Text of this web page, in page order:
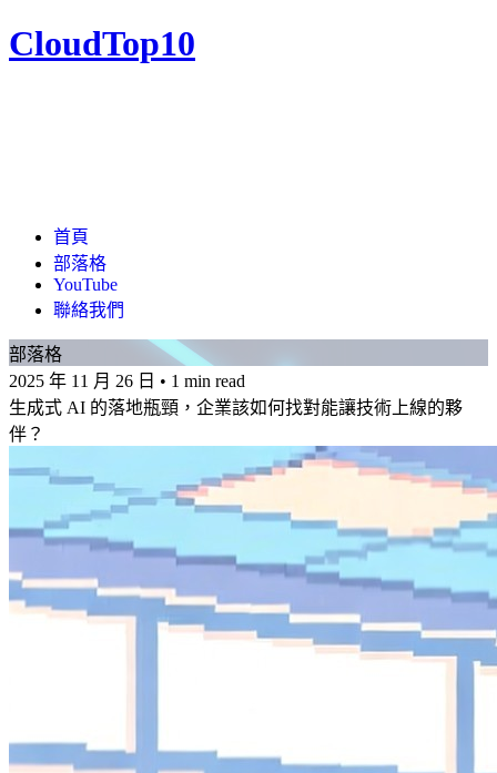
CloudTop10
首頁
部落格
YouTube
聯絡我們
部落格
2025 年 11 月 26 日 • 1 min read
生成式 AI 的落地瓶頸，企業該如何找對能讓技術上線的夥
伴？